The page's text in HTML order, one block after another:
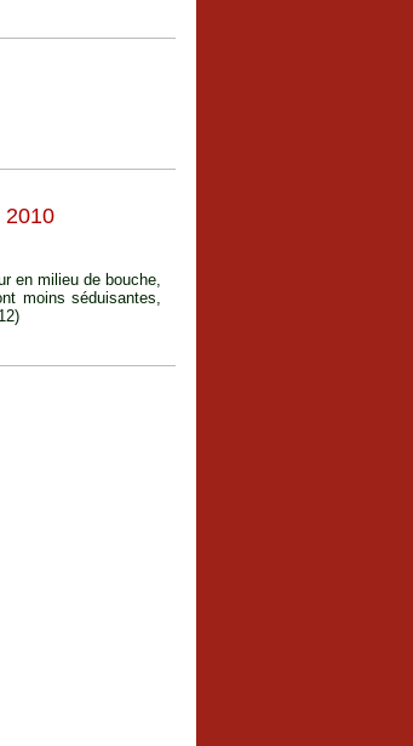
2010
en milieu de bouche,
moins séduisantes,